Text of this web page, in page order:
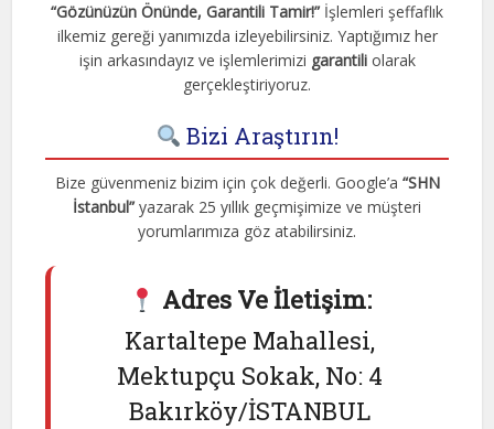
“Gözünüzün Önünde, Garantili Tamir!” İşlemleri şeffaflık
ilkemiz gereği yanımızda izleyebilirsiniz. Yaptığımız her
işin arkasındayız ve işlemlerimizi garantiliolarak
gerçekleştiriyoruz.
Bizi Araştırın!
Bize güvenmeniz bizim için çok değerli. Google’a “SHN
İstanbul” yazarak 25 yıllık geçmişimize ve müşteri
yorumlarımıza göz atabilirsiniz.
Adres Ve İletişim:
Kartaltepe Mahallesi,
Mektupçu Sokak, No: 4
Bakırköy/İSTANBUL